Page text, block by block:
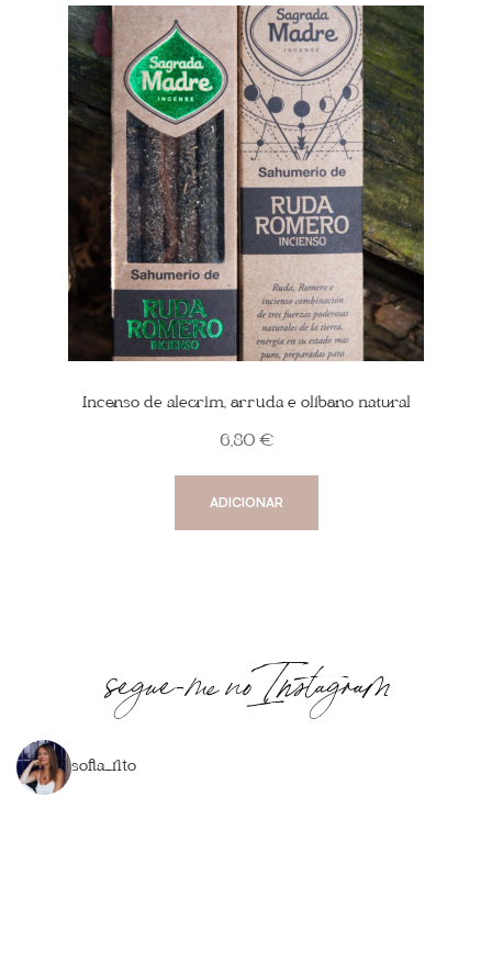
Incenso de alecrim, arruda e olíbano natural
6,80 €
ADICIONAR
segue-me no Instagram
sofia_rito